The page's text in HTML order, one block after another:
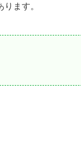
ます。